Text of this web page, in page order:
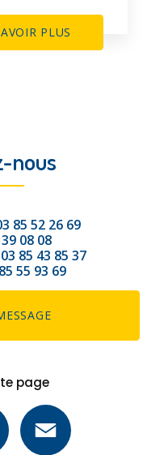
PLUS
nous
85 52 26 69
08 08
03 85 43 85 37
55 93 69
page